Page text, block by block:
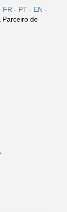
FR - PT - EN -
Parceiro de